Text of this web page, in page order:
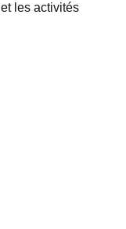
les activités